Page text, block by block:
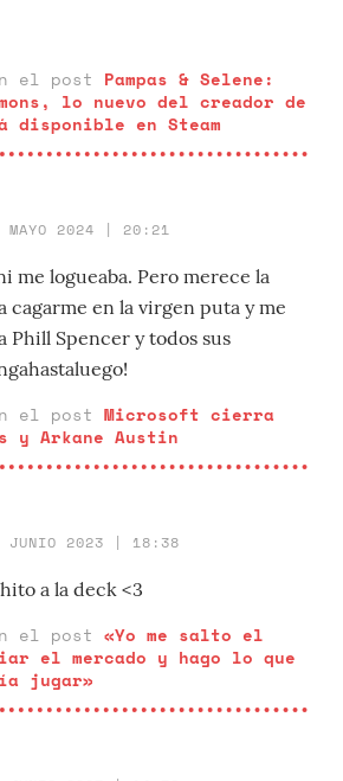
el post Pampas & Selene:
lo nuevo del creador de
disponible en Steam
MAYO 2024 | 20:21
me logueaba. Pero merece la
cagarme en la virgen puta y me
Phill Spencer y todos sus
el post Microsoft cierra
y Arkane Austin
JUNIO 2023 | 18:38
a la deck <3
el post «Yo me salto el
el mercado y hago lo que
jugar»